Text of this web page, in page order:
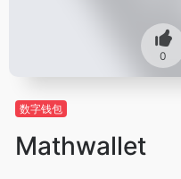
0
数字钱包
Mathwallet